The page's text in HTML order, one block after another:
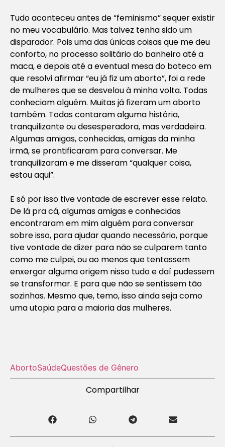
Tudo aconteceu antes de “feminismo” sequer existir
no meu vocabulário. Mas talvez tenha sido um
disparador. Pois uma das únicas coisas que me deu
conforto, no processo solitário do banheiro até a
maca, e depois até a eventual mesa do boteco em
que resolvi afirmar “eu já fiz um aborto”, foi a rede
de mulheres que se desvelou à minha volta. Todas
conheciam alguém. Muitas já fizeram um aborto
também. Todas contaram alguma história,
tranquilizante ou desesperadora, mas verdadeira.
Algumas amigas, conhecidas, amigas da minha
irmã, se prontificaram para conversar. Me
tranquilizaram e me disseram “qualquer coisa,
estou aqui”.
E só por isso tive vontade de escrever esse relato.
De lá pra cá, algumas amigas e conhecidas
encontraram em mim alguém para conversar
sobre isso, para ajudar quando necessário, porque
tive vontade de dizer para não se culparem tanto
como me culpei, ou ao menos que tentassem
enxergar alguma origem nisso tudo e daí pudessem
se transformar. E para que não se sentissem tão
sozinhas. Mesmo que, temo, isso ainda seja como
uma utopia para a maioria das mulheres.
AbortoSaúdeQuestões de Gênero
Compartilhar